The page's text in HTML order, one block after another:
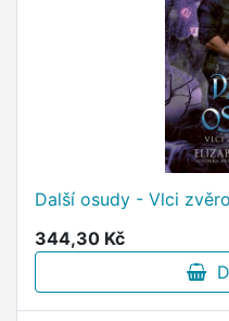
Další osudy - Vlci
344,30 Kč